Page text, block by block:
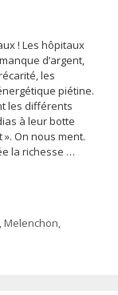
! Les hôpitaux
d’argent,
les
piétine.
les différents
à leur botte
On nous ment.
la richesse …
,Melenchon,